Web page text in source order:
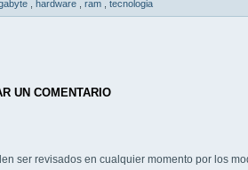
hardware ram tecnologia
UN COMENTARIO
ser revisados en cualquier momento por los